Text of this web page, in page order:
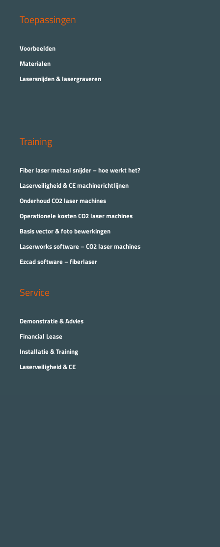
Toepassingen
Voorbeelden
Materialen
Lasersnijden & lasergraveren
Training
Fiber laser metaal snijder – hoe werkt het?
Laserveiligheid & CE machinerichtlijnen
Onderhoud CO2 laser machines
Operationele kosten CO2 laser machines
Basis vector & foto bewerkingen
Laserworks software – CO2 laser machines
Ezcad software – fiberlaser
Service
Demonstratie & Advies
Financial Lease
Installatie & Training
Laserveiligheid & CE